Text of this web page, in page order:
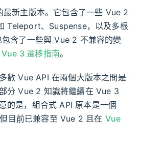
新主版本。它包含了一些 Vue 2
Teleport、Suspense，以及多根
含了一些與 Vue 2 不兼容的變
Vue 3 遷移指南。
數 Vue API 在兩個大版本之間是
分 Vue 2 知識將繼續在 Vue 3
的是，組合式 API 原本是一個
目前已兼容至 Vue 2 且在 Vue